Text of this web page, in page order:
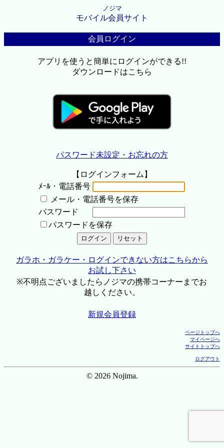
ノジマ
モバイル会員サイト
会員ログイン
アプリを使うと簡単にログインができる!!
ダウンロードはこちら
パスワード未設定・お忘れの方
【ログインフォーム】
ﾒｰﾙ・電話番号
メール・電話番号を保存
パスワード
パスワードを保存
ガラホ・ガラケー・ログインできない方はこちらから
お試し下さい
※不明点ございましたらノジマの携帯コーナーまでお
越しください。
新規会員登録
ページトップへ
マイページへ
サイトトップへ
ログアウト
© 2026 Nojima.